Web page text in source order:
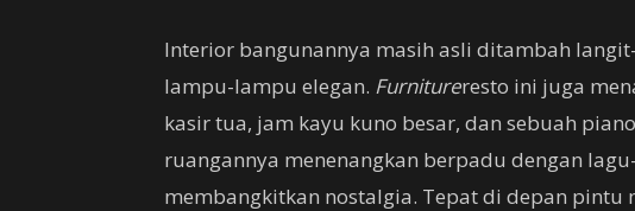
Interior bangunannya masih asli ditambah
lampu-lampu elegan. Furnitureresto ini juga
kasir tua, jam kayu kuno besar, dan sebuah
ruangannya menenangkan berpadu dengan
membangkitkan nostalgia. Tepat di depan pintu